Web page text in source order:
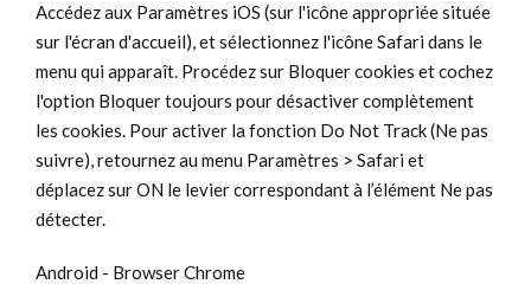
Accédez aux Paramètres iOS (sur l'icône appropriée située
sur l'écran d'accueil), et sélectionnez l'icône Safari dans le
menu qui apparaît. Procédez sur Bloquer cookies et cochez
l'option Bloquer toujours pour désactiver complètement
les cookies. Pour activer la fonction Do Not Track (Ne pas
suivre), retournez au menu Paramètres > Safari et
déplacez sur ON le levier correspondant à l’élément Ne pas
détecter.
Android - Browser Chrome